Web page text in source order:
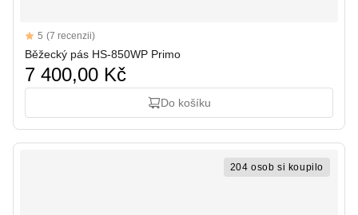
Reviews
5 out of 5 stars
5 (7 recenzii)
Běžecký pás HS-850WP Primo
7 400,00 Kč
Do košíku
204 osob si koupilo